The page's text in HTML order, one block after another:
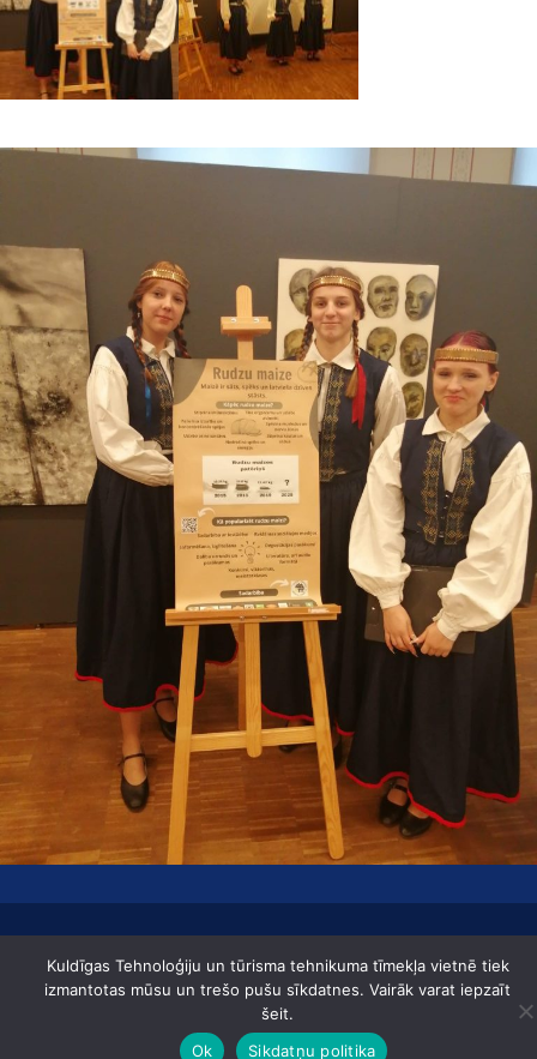
Lapas karte Datu aizsardzības regula Izstrādātājs: Aģentūra zīle
Kuldīgas tehnoloģiju un tūrisma tehnikums © 2019
Kuldīgas Tehnoloģiju un tūrisma tehnikuma tīmekļa vietnē tiek
izmantotas mūsu un trešo pušu sīkdatnes. Vairāk varat iepzaīt
šeit.
Ok
Sikdatņu politika